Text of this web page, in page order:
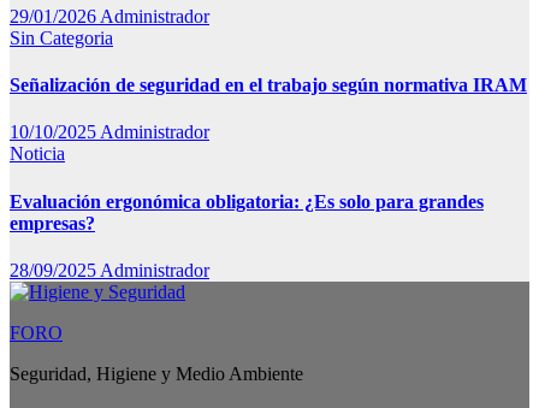
29/01/2026 Administrador
Sin Categoria
Señalización de seguridad en el trabajo según normativa IRAM
10/10/2025 Administrador
Noticia
Evaluación ergonómica obligatoria: ¿Es solo para grandes
empresas?
28/09/2025 Administrador
FORO
Seguridad, Higiene y Medio Ambiente